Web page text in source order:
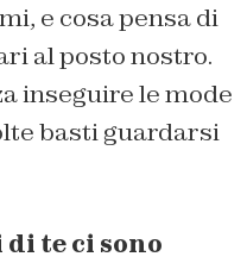
e cosa pensa di
al posto nostro.
inseguire le mode
basti guardarsi
te ci sono